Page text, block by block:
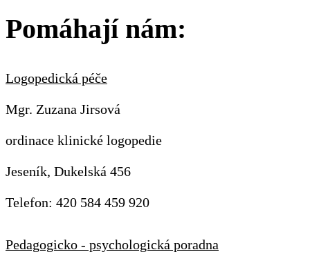
Pomáhají nám:
Logopedická péče
Mgr. Zuzana Jirsová
ordinace klinické logopedie
Jeseník, Dukelská 456
Telefon: 420 584 459 920
Pedagogicko - psychologická poradna